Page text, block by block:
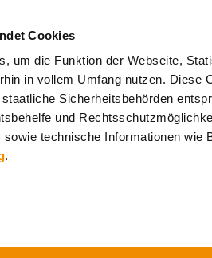
Cookies
um die Funktion der Webseite,
in vollem Umfang nutzen.
Sicherheitsbehörden
und
technische Informationen
.